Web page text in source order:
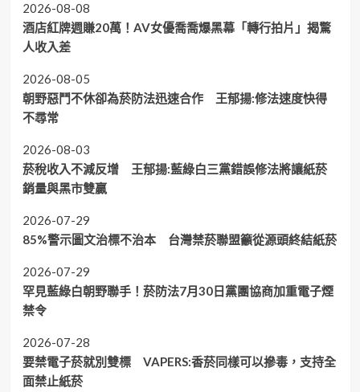
2026-08-08
酒店紅牌週賺20萬！AV女優喬喬爆黑幕「轉行拍片」揭驚
人收入差
2026-08-05
朝野惡鬥不休卻為菸防法迅速合作 王郁揚:修法速度快得
不尋常
2026-08-03
菸稅收入不減反增 王郁揚:藍綠白三黨錯誤修法將讓紙菸
銷量與黑市雙贏
2026-07-29
85%警示圖文治標不治本 台灣禁菸聯盟籲從源頭終結紙菸
2026-07-29
罕見藍綠白朝野聯手！菸防法7月30日黨團協商加重電子煙
禁令
2026-07-28
要禁電子菸就別雙標 VAPERS:香菸同樣可以摻毒，支持全
面禁止紙菸